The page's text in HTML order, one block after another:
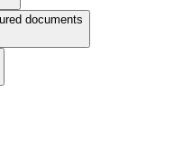
documents